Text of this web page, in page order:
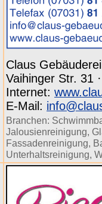
Claus
Vaihinger Str. 31
Internet:
E-Mail:
Branchen:
Jalousienreinigung,
Fassadenreinigung,
Unterhaltsreinigung,